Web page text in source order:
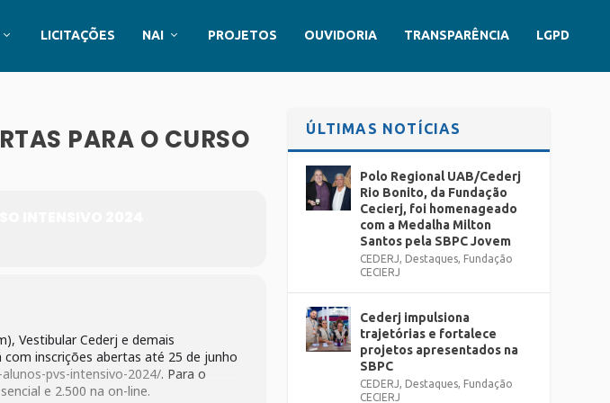
LICITAÇÕES NAI PROJETOS OUVIDORIA TRANSPARÊNCIA LGPD
PARA O CURSO
Vestibular Cederj e demais
inscrições abertas até 25 de junho
pvs-intensivo-2024/. Para o
e 2.500 na on-line.
ÚLTIMAS NOTÍCIAS
Polo Regional UAB/Cederj
Rio Bonito, da Fundação
Cecierj, foi homenageado
com a Medalha Milton
Santos pela SBPC Jovem
CEDERJ, Destaques, Fundação
CECIERJ
Cederj impulsiona
trajetórias e fortalece
projetos apresentados na
SBPC
CEDERJ, Destaques, Fundação
CECIERJ